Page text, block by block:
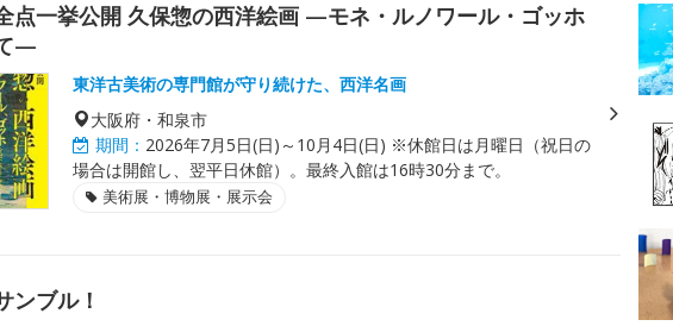
一挙公開 久保惣の西洋絵画 —モネ・ルノワール・ゴッホ
—
東洋古美術の専門館が守り続けた、西洋名画
大阪府・和泉市
期間： 2026年7月5日(日)～10月4日(日) ※休館日は月曜日（祝日の
場合は開館し、翌平日休館）。最終入館は16時30分まで。
美術展・博物展・展示会
ンブル！